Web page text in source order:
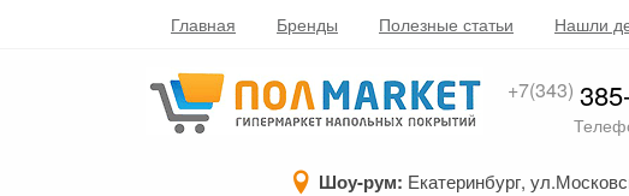
Главная Бренды Полезные статьи Нашли
+7(343)
Шоу-рум: Екатеринбург,